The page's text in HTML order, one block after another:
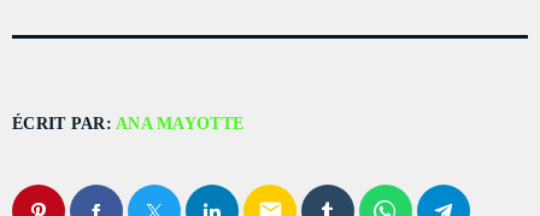
ÉCRIT PAR:ANA MAYOTTE
email